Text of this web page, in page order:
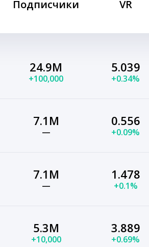
Подписчики VR
24.9M
+100,000
5.039
+0.34%
7.1M
—
0.556
+0.09%
7.1M
—
1.478
+0.1%
5.3M
+10,000
3.889
+0.69%